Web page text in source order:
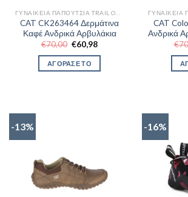
CAT CK263464 Δερμάτινα
Καφέ Ανδρικά Αρβυλάκια
€70,00 Original
price
was:
€70,00.
€60,98Η
τιμή
ΑΓΟΡΑΣΕ ΤΟ
CAT
Ανδρικά
€
-13% -16%